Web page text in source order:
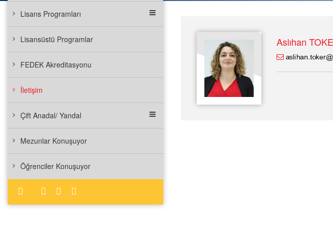
Lisans Programları
Lisansüstü Programlar
FEDEK Akreditasyonu
İletişim
Çift Anadal/ Yandal
Mezunlar Konuşuyor
Öğrenciler Konuşuyor
Aslıhan